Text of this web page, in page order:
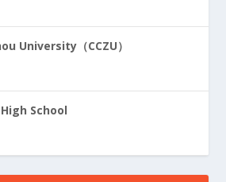
University（CCZU）
School